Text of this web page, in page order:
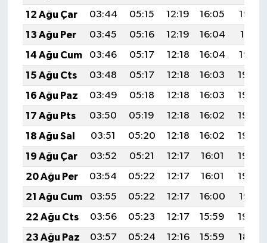
12 Ağu Çar
03:44 05:15 12:19 16:05
19:13
13 Ağu Per
03:45 05:16 12:19 16:04
19:11
14 Ağu Cum
03:46 05:17 12:18 16:04
19:10
15 Ağu Cts
03:48 05:17 12:18 16:03
19:09
16 Ağu Paz
03:49 05:18 12:18 16:03
19:08
17 Ağu Pts
03:50 05:19 12:18 16:02
19:06
18 Ağu Sal
03:51 05:20 12:18 16:02
19:05
19 Ağu Çar
03:52 05:21 12:17 16:01
19:04
20 Ağu Per
03:54 05:22 12:17 16:01
19:03
21 Ağu Cum
03:55 05:22 12:17 16:00
19:01
22 Ağu Cts
03:56 05:23 12:17 15:59
19:00
23 Ağu Paz
03:57 05:24 12:16 15:59
18:59